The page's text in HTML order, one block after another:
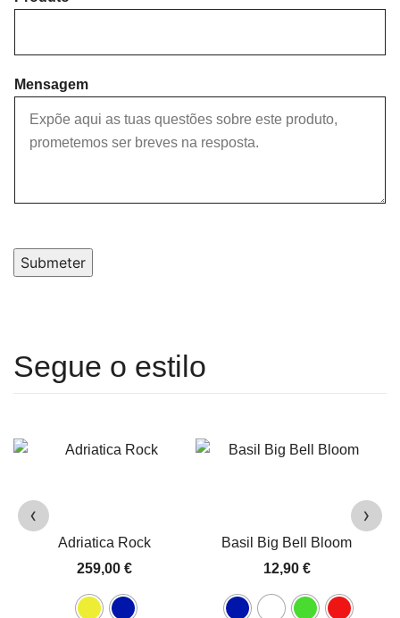
Mensagem
Submeter
‹
Adriatica Rock
259,00 €
Basil Big Bell Bloom
12,90 €
›